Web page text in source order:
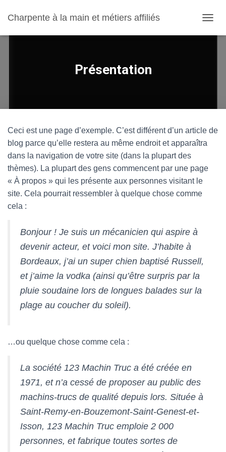
Charpente à la main et métiers affiliés
Présentation
Ceci est une page d’exemple. C’est différent d’un article de
blog parce qu’elle restera au même endroit et apparaîtra
dans la navigation de votre site (dans la plupart des
thèmes). La plupart des gens commencent par une page
« À propos » qui les présente aux personnes visitant le
site. Cela pourrait ressembler à quelque chose comme
cela :
Bonjour ! Je suis un mécanicien qui aspire à
devenir acteur, et voici mon site. J’habite à
Bordeaux, j’ai un super chien baptisé Russell,
et j’aime la vodka (ainsi qu’être surpris par la
pluie soudaine lors de longues balades sur la
plage au coucher du soleil).
…ou quelque chose comme cela :
La société 123 Machin Truc a été créée en
1971, et n’a cessé de proposer au public des
machins-trucs de qualité depuis lors. Située à
Saint-Remy-en-Bouzemont-Saint-Genest-et-
Isson, 123 Machin Truc emploie 2 000
personnes, et fabrique toutes sortes de